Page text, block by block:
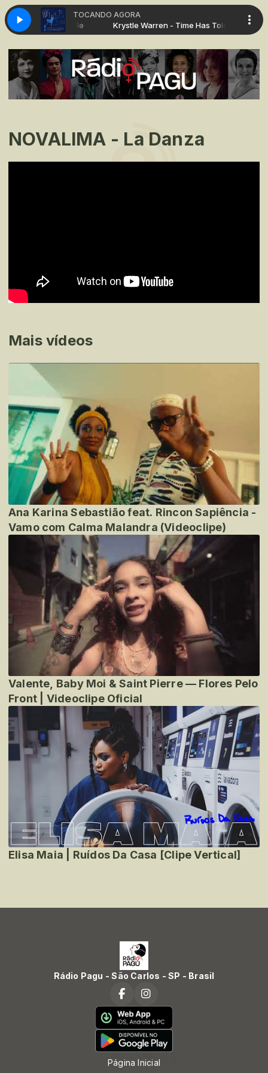
TOCANDO AGORA
Time Has Told Me Krystle Warren - Time Has Told Me
NOVALIMA - La Danza
Mais vídeos
Ana Karina Sebastião feat. Rincon Sapiência -
Vamo com Calma Malandra (Videoclipe)
Valente, Baby Moi & Saint Pierre — Flores Pelo
Front | Videoclipe Oficial
Elisa Maia | Ruídos Da Casa [Clipe Vertical]
Rádio Pagu - São Carlos - SP - Brasil
Página Inicial